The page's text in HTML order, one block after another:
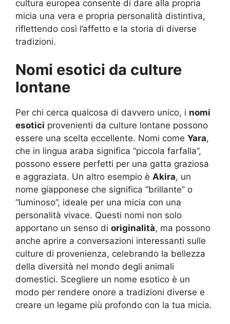
cultura europea consente di dare alla propria
micia una vera e propria personalità distintiva,
riflettendo così l’affetto e la storia di diverse
tradizioni.
Nomi esotici da culture
lontane
Per chi cerca qualcosa di davvero unico, i nomi
esotici provenienti da culture lontane possono
essere una scelta eccellente. Nomi come Yara,
che in lingua araba significa “piccola farfalla”,
possono essere perfetti per una gatta graziosa
e aggraziata. Un altro esempio è Akira, un
nome giapponese che significa “brillante” o
“luminoso”, ideale per una micia con una
personalità vivace. Questi nomi non solo
apportano un senso di originalità, ma possono
anche aprire a conversazioni interessanti sulle
culture di provenienza, celebrando la bellezza
della diversità nel mondo degli animali
domestici. Scegliere un nome esotico è un
modo per rendere onore a tradizioni diverse e
creare un legame più profondo con la tua micia.